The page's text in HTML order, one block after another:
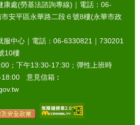
康處(勞基法諮詢專線)｜電話：06-
市安平區永華路二段６號8樓(永華市政
中心｜電話：06-6330821｜ 730201
10樓
；下午13:30-17:30；彈性上班時
意見信箱︰